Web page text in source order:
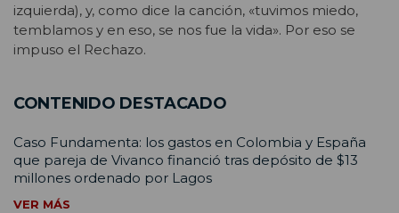
izquierda), y, como dice la canción, «tuvimos miedo,
temblamos y en eso, se nos fue la vida». Por eso se
impuso el Rechazo.
CONTENIDO DESTACADO
Caso Fundamenta: los gastos en Colombia y España
que pareja de Vivanco financió tras depósito de $13
millones ordenado por Lagos
VER MÁS